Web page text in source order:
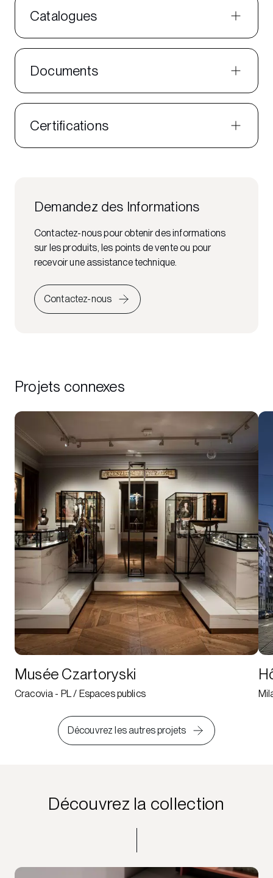
Catalogues
Documents
Certifications
Demandez des Informations
Contactez-nous pour obtenir des informations
sur les produits, les points de vente ou pour
recevoir une assistance technique.
Contactez-nous
Projets connexes
Musée Czartoryski
Cracovia - PL / Espaces publics
Découvrez les autres projets
Découvrez la collection